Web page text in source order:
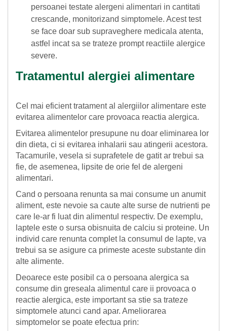
persoanei testate alergeni alimentari in cantitati
crescande, monitorizand simptomele. Acest test
se face doar sub supraveghere medicala atenta,
astfel incat sa se trateze prompt reactiile alergice
severe.
Tratamentul alergiei alimentare
Cel mai eficient tratament al alergiilor alimentare este
evitarea alimentelor care provoaca reactia alergica.
Evitarea alimentelor presupune nu doar eliminarea lor
din dieta, ci si evitarea inhalarii sau atingerii acestora.
Tacamurile, vesela si suprafetele de gatit ar trebui sa
fie, de asemenea, lipsite de orie fel de alergeni
alimentari.
Cand o persoana renunta sa mai consume un anumit
aliment, este nevoie sa caute alte surse de nutrienti pe
care le-ar fi luat din alimentul respectiv. De exemplu,
laptele este o sursa obisnuita de calciu si proteine. Un
individ care renunta complet la consumul de lapte, va
trebui sa se asigure ca primeste aceste substante din
alte alimente.
Deoarece este posibil ca o persoana alergica sa
consume din greseala alimentul care ii provoaca o
reactie alergica, este important sa stie sa trateze
simptomele atunci cand apar. Ameliorarea
simptomelor se poate efectua prin: